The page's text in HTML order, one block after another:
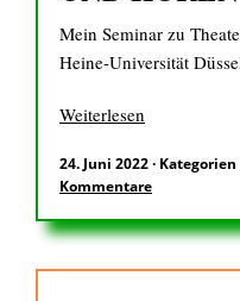
Mein Seminar zu
Heine-Universität
Weiterlesen
24. Juni 2022· Kategorien
Kommentare